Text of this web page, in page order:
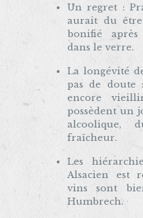
Un regret :
aurait du
bonifié
dans le verre.
La longévité
pas de doute
encore
possèdent un
fraîcheur.
Les
Alsacien est
vins sont
Humbrech.